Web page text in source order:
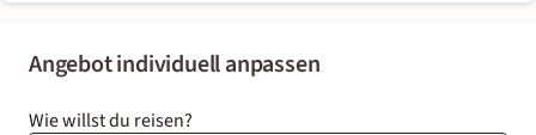
Angebot individuell anpassen
Wie willst du reisen?